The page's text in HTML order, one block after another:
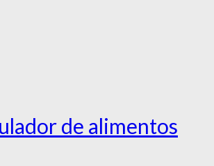
de alimentos